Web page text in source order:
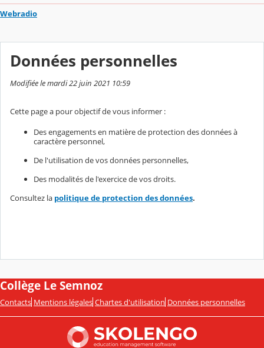
Webradio
Données personnelles
Modifiée le mardi 22 juin 2021 10:59
Cette page a pour objectif de vous informer :
Des engagements en matière de protection des données à
caractère personnel,
De l'utilisation de vos données personnelles,
Des modalités de l'exercice de vos droits.
Consultez la politique de protection des données.
Collège Le Semnoz
Contacts Mentions légales Chartes d'utilisation Données personnelles